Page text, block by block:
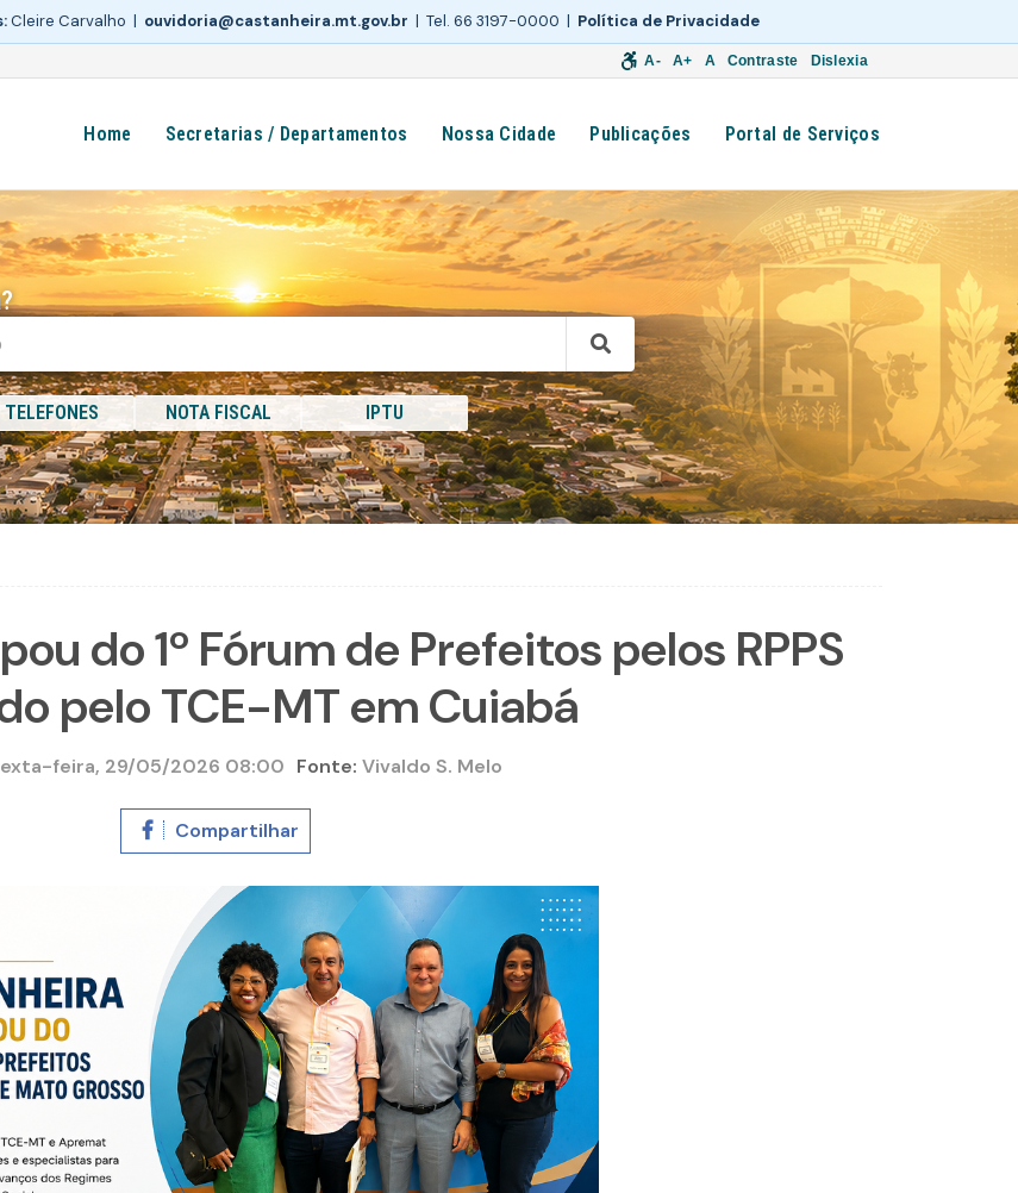
Cleire Carvalho | ouvidoria@castanheira.mt.gov.br | Tel. 66 3197-0000 | Política de Privacidade
A- A+ A Contraste Dislexia
Home Secretarias / Departamentos Nossa Cidade Publicações Portal de Serviços
TELEFONES NOTA FISCAL IPTU
do 1º Fórum de Prefeitos pelos RPPS
pelo TCE-MT em Cuiabá
feira, 29/05/2026 08:00 Fonte: Vivaldo S. Melo
Compartilhar